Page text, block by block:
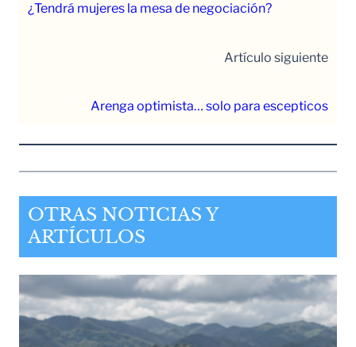
¿Tendrá mujeres la mesa de negociación?
Artículo siguiente
Arenga optimista… solo para escepticos
OTRAS NOTICIAS Y
ARTÍCULOS